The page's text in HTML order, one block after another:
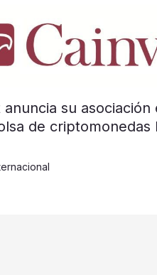
anuncia su asociación
de criptomonedas